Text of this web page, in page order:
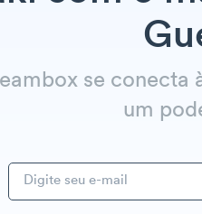
se conecta
um